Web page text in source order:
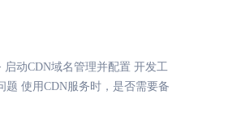
启动CDN域名管理并配置 开发工
题 使用CDN服务时，是否需要备